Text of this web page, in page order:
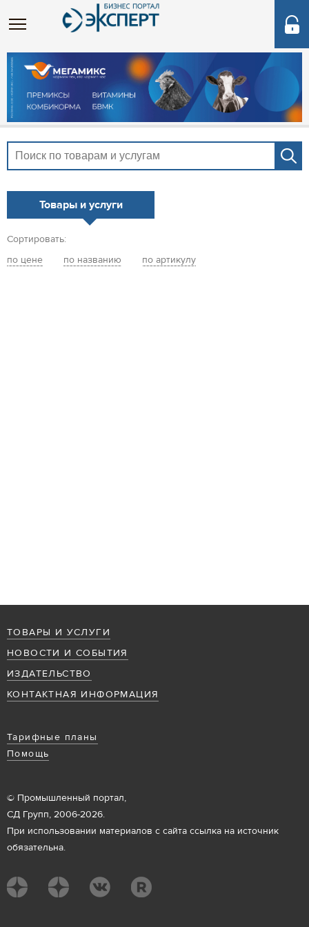
Товары и услуги
Сортировать:
по цене
по названию по артикулу
ТОВАРЫ И УСЛУГИ
НОВОСТИ И СОБЫТИЯ
ИЗДАТЕЛЬСТВО
КОНТАКТНАЯ ИНФОРМАЦИЯ
Тарифные планы
Помощь
© Промышленный портал,
СД Групп, 2006-2026.
При использовании материалов с сайта ссылка на источник
обязательна.